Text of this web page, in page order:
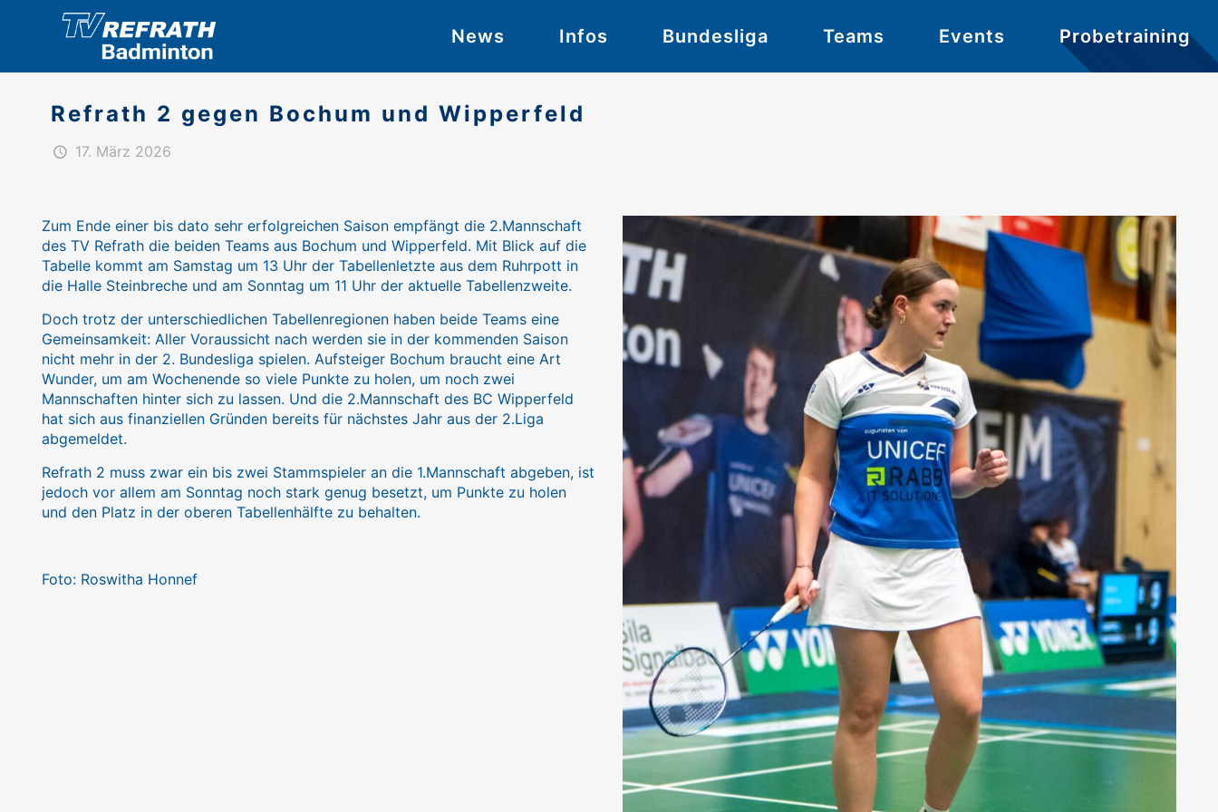
News Infos Bundesliga Teams Events Probetraining
Refrath 2 gegen Bochum und Wipperfeld
17. März 2026
Zum Ende einer bis dato sehr erfolgreichen Saison empfängt die 2.Mannschaft
des TV Refrath die beiden Teams aus Bochum und Wipperfeld. Mit Blick auf die
Tabelle kommt am Samstag um 13 Uhr der Tabellenletzte aus dem Ruhrpott in
die Halle Steinbreche und am Sonntag um 11 Uhr der aktuelle Tabellenzweite.
Doch trotz der unterschiedlichen Tabellenregionen haben beide Teams eine
Gemeinsamkeit: Aller Voraussicht nach werden sie in der kommenden Saison
nicht mehr in der 2. Bundesliga spielen. Aufsteiger Bochum braucht eine Art
Wunder, um am Wochenende so viele Punkte zu holen, um noch zwei
Mannschaften hinter sich zu lassen. Und die 2.Mannschaft des BC Wipperfeld
hat sich aus finanziellen Gründen bereits für nächstes Jahr aus der 2.Liga
abgemeldet.
Refrath 2 muss zwar ein bis zwei Stammspieler an die 1.Mannschaft abgeben, ist
jedoch vor allem am Sonntag noch stark genug besetzt, um Punkte zu holen
und den Platz in der oberen Tabellenhälfte zu behalten.
Foto: Roswitha Honnef